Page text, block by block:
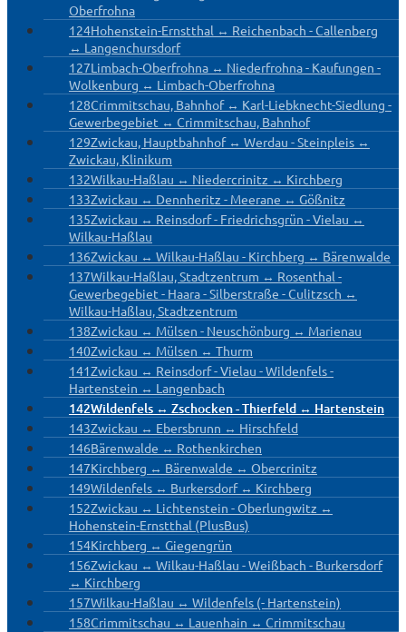
Oberfrohna
124Hohenstein-Ernstthal ↔ Reichenbach - Callenberg
↔ Langenchursdorf
127Limbach-Oberfrohna ↔ Niederfrohna - Kaufungen -
Wolkenburg ↔ Limbach-Oberfrohna
128Crimmitschau, Bahnhof ↔ Karl-Liebknecht-Siedlung -
Gewerbegebiet ↔ Crimmitschau, Bahnhof
129Zwickau, Hauptbahnhof ↔ Werdau - Steinpleis ↔
Zwickau, Klinikum
132Wilkau-Haßlau ↔ Niedercrinitz ↔ Kirchberg
133Zwickau ↔ Dennheritz - Meerane ↔ Gößnitz
135Zwickau ↔ Reinsdorf - Friedrichsgrün - Vielau ↔
Wilkau-Haßlau
136Zwickau ↔ Wilkau-Haßlau - Kirchberg ↔ Bärenwalde
137Wilkau-Haßlau, Stadtzentrum ↔ Rosenthal -
Gewerbegebiet - Haara - Silberstraße - Culitzsch ↔
Wilkau-Haßlau, Stadtzentrum
138Zwickau ↔ Mülsen - Neuschönburg ↔ Marienau
140Zwickau ↔ Mülsen ↔ Thurm
141Zwickau ↔ Reinsdorf - Vielau - Wildenfels -
Hartenstein ↔ Langenbach
142Wildenfels ↔ Zschocken - Thierfeld ↔ Hartenstein
143Zwickau ↔ Ebersbrunn ↔ Hirschfeld
146Bärenwalde ↔ Rothenkirchen
147Kirchberg ↔ Bärenwalde ↔ Obercrinitz
149Wildenfels ↔ Burkersdorf ↔ Kirchberg
152Zwickau ↔ Lichtenstein - Oberlungwitz ↔
Hohenstein-Ernstthal (PlusBus)
154Kirchberg ↔ Giegengrün
156Zwickau ↔ Wilkau-Haßlau - Weißbach - Burkersdorf
↔ Kirchberg
157Wilkau-Haßlau ↔ Wildenfels (- Hartenstein)
158Crimmitschau ↔ Lauenhain ↔ Crimmitschau